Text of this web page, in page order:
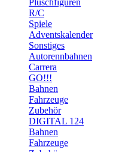
Plüschfiguren
R/C
Spiele
Adventskalender
Sonstiges
Autorennbahnen
Carrera
GO!!!
Bahnen
Fahrzeuge
Zubehör
DIGITAL 124
Bahnen
Fahrzeuge